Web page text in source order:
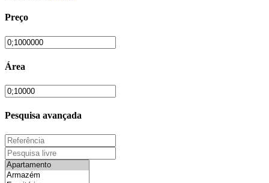
Preço
Área
Pesquisa avançada